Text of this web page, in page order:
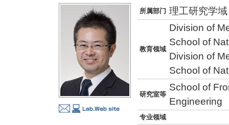
所属部门 理工研究学
教育领域
Division of
School of
Division of
School of
研究室等
School of
Engineering
专业领域